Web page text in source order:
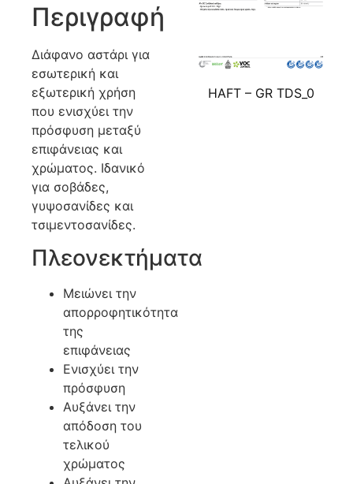
Περιγραφή
Διάφανο αστάρι για
εσωτερική και
εξωτερική χρήση
που ενισχύει την
πρόσφυση μεταξύ
επιφάνειας και
χρώματος. Ιδανικό
για σοβάδες,
γυψοσανίδες και
τσιμεντοσανίδες.
Πλεονεκτήματα
Μειώνει την
απορροφητικότητα
της
επιφάνειας
Ενισχύει την
πρόσφυση
Αυξάνει την
απόδοση του
τελικού
χρώματος
HAFT – GR TDS_0